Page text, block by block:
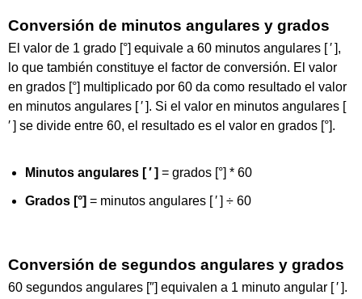
Conversión de minutos angulares y grados
El valor de 1 grado [°] equivale a 60 minutos angulares [ ′ ],
lo que también constituye el factor de conversión. El valor
en grados [°] multiplicado por 60 da como resultado el valor
en minutos angulares [ ′ ]. Si el valor en minutos angulares [
′ ] se divide entre 60, el resultado es el valor en grados [°].
Minutos angulares [ ′ ] = grados [°] * 60
Grados [°] = minutos angulares [ ′ ] ÷ 60
Conversión de segundos angulares y grados
60 segundos angulares [″] equivalen a 1 minuto angular [ ′ ].